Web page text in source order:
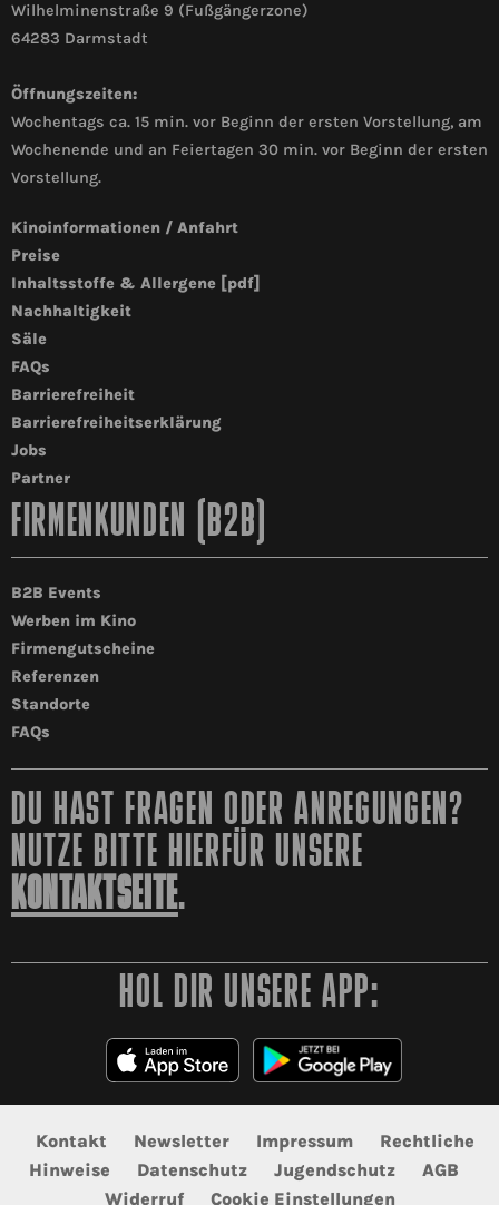
Wilhelminenstraße 9 (Fußgängerzone)
64283 Darmstadt
Öffnungszeiten:
Wochentags ca. 15 min. vor Beginn der ersten Vorstellung, am
Wochenende und an Feiertagen 30 min. vor Beginn der ersten
Vorstellung.
Kinoinformationen / Anfahrt
Preise
Inhaltsstoffe & Allergene [pdf]
Nachhaltigkeit
Säle
FAQs
Barrierefreiheit
Barrierefreiheitserklärung
Jobs
Partner
FIRMENKUNDEN (B2B)
B2B Events
Werben im Kino
Firmengutscheine
Referenzen
Standorte
FAQs
DU HAST FRAGEN ODER ANREGUNGEN?
NUTZE BITTE HIERFÜR UNSERE
KONTAKTSEITE.
HOL DIR UNSERE APP:
Kontakt Newsletter Impressum
Rechtliche
Hinweise
Datenschutz Jugendschutz
AGB
Widerruf
Cookie Einstellungen